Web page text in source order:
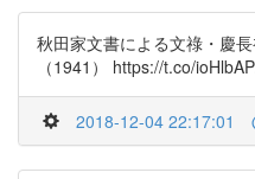
秋田家文書による文祿・慶
（1941） https://t.co/
2018-12-04 22:17:01